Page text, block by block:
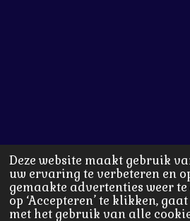
Deze website maakt gebruik
uw ervaring te verbeteren en
gemaakte advertenties weer te
op ‘Accepteren’ te klikken,
met het gebruik van alle